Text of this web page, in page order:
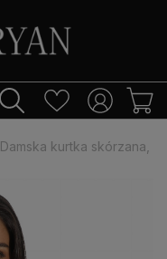
Damska kurtka skórzana,